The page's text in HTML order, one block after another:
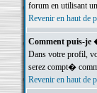
forum en utilisant
Revenir en haut de
Comment puis-je
Dans votre profil,
serez compt�
Revenir en haut de